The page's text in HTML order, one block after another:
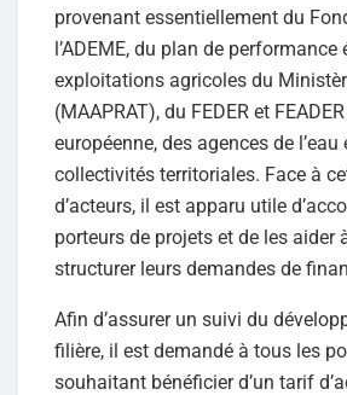
provenant essentiellement du
l’ADEME, du plan de performance
exploitations agricoles du
(MAAPRAT), du FEDER et
européenne, des agences de l’eau
collectivités territoriales. Face à
d’acteurs, il est apparu utile
porteurs de projets et de les aider
structurer leurs demandes de
Afin d’assurer un suivi du
filière, il est demandé à tous les
souhaitant bénéficier d’un tarif